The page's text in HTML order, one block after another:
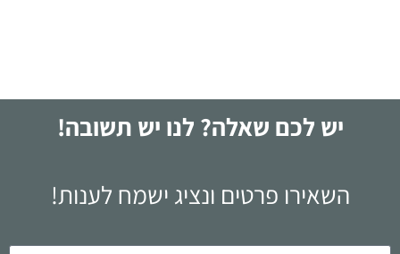
יש לכם שאלה? לנו יש תשובה!
השאירו פרטים ונציג ישמח לענות!